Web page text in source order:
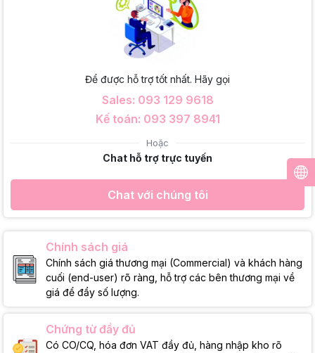
Để được hỗ trợ tốt nhất. Hãy gọi
Sales: 093 129 9618
Kế toán: 093 397 8941
Hoặc
Chat hỗ trợ trực tuyến
Chat với chúng tôi
Chính sách giá
Chính sách giá thương mại (Commercial) và khách hàng
cuối (end-user) rõ ràng, hỗ trợ các bên thương mại về
giá để đẩy số lượng.
Chứng từ đầy đủ
Có CO/CQ, hóa đơn VAT đầy đủ, hàng nhập kho rõ